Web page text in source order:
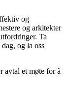
og
og arkitekter
Ta
og la oss
avtal et møte for å